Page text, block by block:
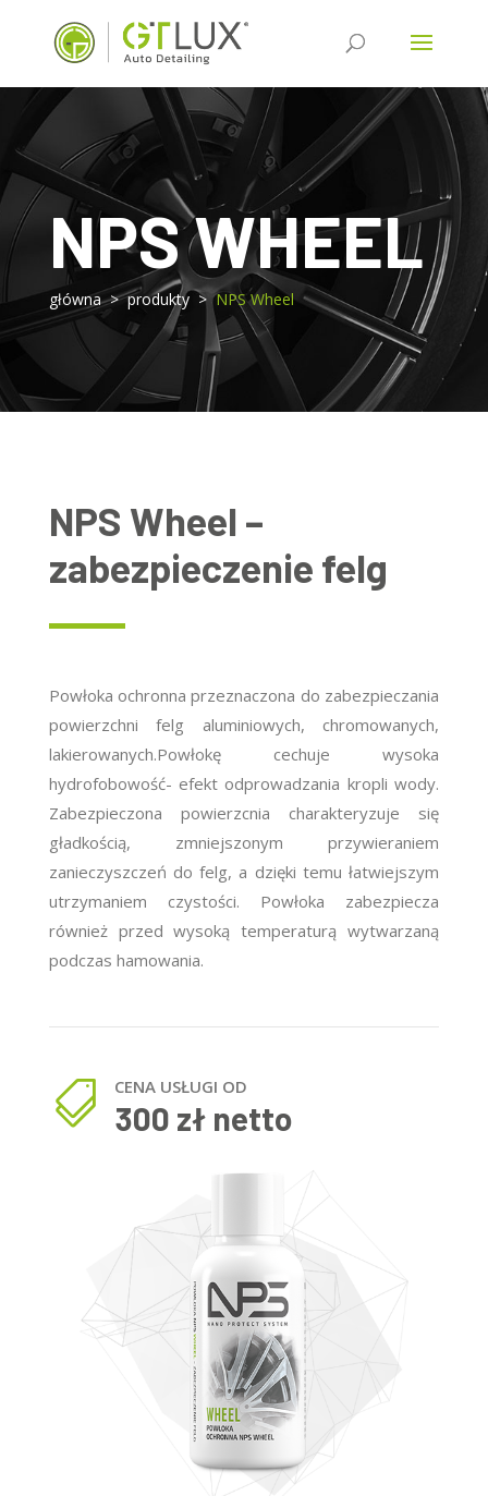
NPS WHEEL
główna > produkty >NPS Wheel
NPS Wheel –
zabezpieczenie felg
Powłoka ochronna przeznaczona do zabezpieczania
powierzchni felg aluminiowych, chromowanych,
lakierowanych.Powłokę cechuje wysoka
hydrofobowość- efekt odprowadzania kropli wody.
Zabezpieczona powierzcnia charakteryzuje się
gładkością, zmniejszonym przywieraniem
zanieczyszczeń do felg, a dzięki temu łatwiejszym
utrzymaniem czystości. Powłoka zabezpiecza
również przed wysoką temperaturą wytwarzaną
podczas hamowania.
 CENA USŁUGI OD
300 zł netto